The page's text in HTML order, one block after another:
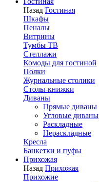
Назад Гостиная
Шкафы
Пеналы
Витрины
Тумбы ТВ
Стеллажи
Комоды для гостиной
Полки
Журнальные столики
Столы-книжки
Диваны
Прямые диваны
Угловые диваны
Раскладные
Нераскладные
Кресла
Банкетки и пуфы
Прихожая
Назад Прихожая
Прихожие